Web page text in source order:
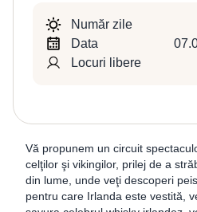
Vă propunem un circuit
celţilor şi vikingilor, prilej de a
din lume, unde veţi descoperi
pentru care Irlanda este vestită,
Număr zile
Data
Locuri libere